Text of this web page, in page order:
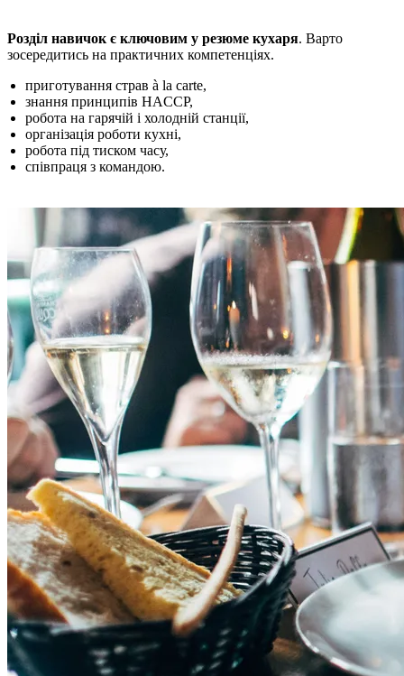
Розділ навичок є ключовим у резюме кухаря. Варто
зосередитись на практичних компетенціях.
приготування страв à la carte,
знання принципів HACCP,
робота на гарячій і холодній станції,
організація роботи кухні,
робота під тиском часу,
співпраця з командою.